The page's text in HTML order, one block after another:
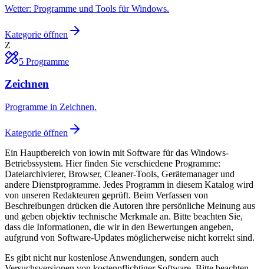
Wetter: Programme und Tools für Windows.
Kategorie öffnen
Z
5 Programme
Zeichnen
Programme in Zeichnen.
Kategorie öffnen
Ein Hauptbereich von iowin mit Software für das Windows-
Betriebssystem. Hier finden Sie verschiedene Programme:
Dateiarchivierer, Browser, Cleaner-Tools, Gerätemanager und
andere Dienstprogramme. Jedes Programm in diesem Katalog wird
von unseren Redakteuren geprüft. Beim Verfassen von
Beschreibungen drücken die Autoren ihre persönliche Meinung aus
und geben objektiv technische Merkmale an. Bitte beachten Sie,
dass die Informationen, die wir in den Bewertungen angeben,
aufgrund von Software-Updates möglicherweise nicht korrekt sind.
Es gibt nicht nur kostenlose Anwendungen, sondern auch